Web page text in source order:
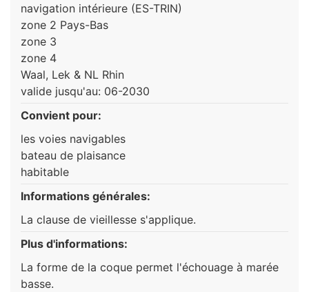
navigation intérieure (ES-TRIN)
zone 2 Pays-Bas
zone 3
zone 4
Waal, Lek & NL Rhin
valide jusqu'au: 06-2030
Convient pour:
les voies navigables
bateau de plaisance
habitable
Informations générales:
La clause de vieillesse s'applique.
Plus d'informations:
La forme de la coque permet l'échouage à marée
basse.